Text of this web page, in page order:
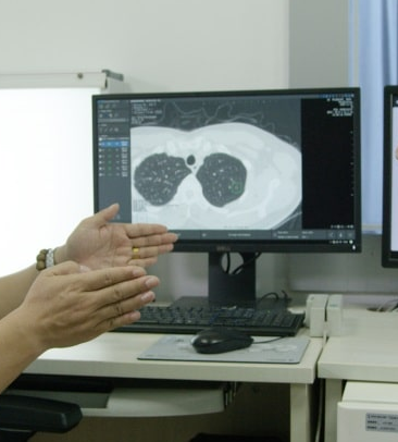
領各位更深入瞭解如何提升診斷致命疾病的精準度
一。
介紹了位於聖地亞哥之新創公司圖瑪深維（12
和深度學習來改變這種狀況。
描影像裡尋找小結節，試圖推斷這些結節到底是
同創辦人暨執行長鐘昕表示太晚發現肺癌，造成
是以小結節開始的。醫師得花好多年才能掌握有
診斷精準度